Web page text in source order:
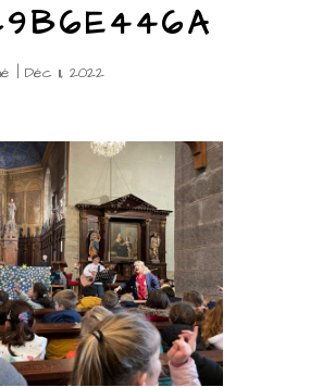
| Déc 11, 2022